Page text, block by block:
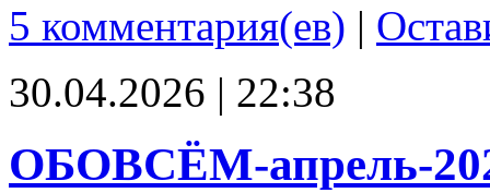
5 комментария(ев) |
30.04.2026 | 22:38
ОБОВСЁМ-апрель-